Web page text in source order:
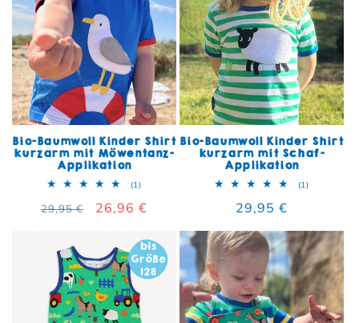
Bio-Baumwoll Kinder Shirt
kurzarm mit Möwentanz-
Applikation
(1)1 Bewertungen insgesamt
Normaler Preis
29,95 € Verkaufspreis
26,96 €
Bio-Baumwoll Kinder Shirt
kurzarm mit Schaf-
Applikation
(1)1
Normaler Preis
29,95 €